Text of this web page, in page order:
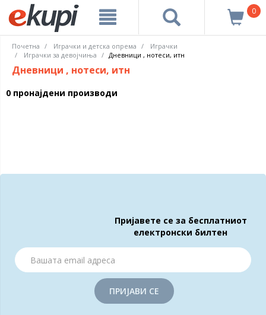
0
Почетна Играчки и детска опрема
Играчки
Играчки за девојчиња
Дневници , нотеси, итн
Дневници , нотеси, итн
0 пронајдени производи
Пријавете се за бесплатниот
електронски билтен
ПРИЈАВИ СЕ